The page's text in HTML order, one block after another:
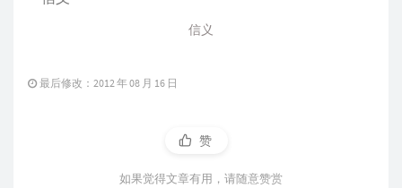
信义
最后修改：2012 年 08 月 16 日
赞
如果觉得文章有用，请随意赞赏